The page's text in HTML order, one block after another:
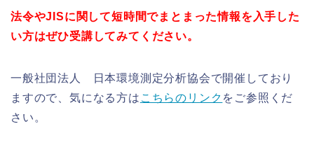
法令やJISに関して短時間でまとまった情報を入手した
い方はぜひ受講してみてください。
一般社団法人 日本環境測定分析協会で開催しており
ますので、気になる方は こちらのリンク をご参照くだ
さい。